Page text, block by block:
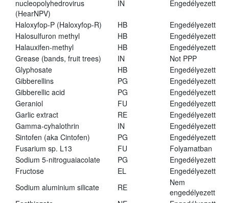
nucleopolyhedrovirus
(HearNPV)
IN Engedélyezett
Haloxyfop-P (Haloxyfop-R) HB
Engedélyezett
Halosulfuron methyl
HB
Engedélyezett
Halauxifen-methyl
HB
Engedélyezett
Grease (bands, fruit trees)
IN
Not PPP
Glyphosate
HB
Engedélyezett
Gibberellins
PG
Engedélyezett
Gibberellic acid
PG
Engedélyezett
Geraniol
FU
Engedélyezett
Garlic extract
RE
Engedélyezett
Gamma-cyhalothrin
IN
Engedélyezett
Sintofen (aka Cintofen)
PG
Engedélyezett
Fusarium sp. L13
FU
Folyamatban
Sodium 5-nitroguaiacolate
PG
Engedélyezett
Fructose
EL
Engedélyezett
Sodium aluminium silicate
RE
Nem
engedélyezett